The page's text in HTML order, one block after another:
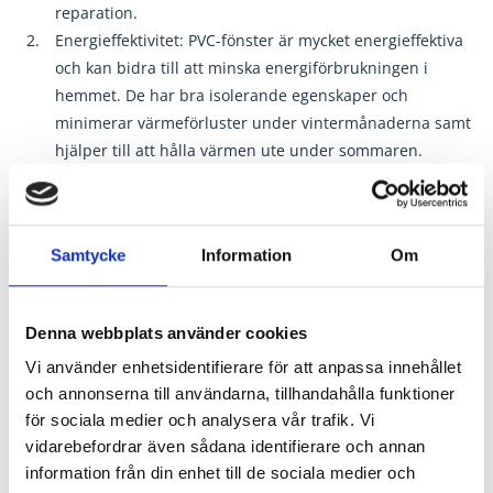
Samtycke Information Om
Denna webbplats använder cookies
Vi använder enhetsidentifierare för att anpassa innehållet
och annonserna till användarna, tillhandahålla funktioner
för sociala medier och analysera vår trafik. Vi
vidarebefordrar även sådana identifierare och annan
information från din enhet till de sociala medier och
reparation.
Energieffektivitet: PVC-fönster är mycket energieffektiva
och kan bidra till att minska energiförbrukningen i
hemmet. De har bra isolerande egenskaper och
minimerar värmeförluster under vintermånaderna samt
hjälper till att hålla värmen ute under sommaren.
Lågt underhåll: PVC-fönster är väldigt enkla att rengöra
och kräver inte mycket underhåll. De behöver inte
målas om och är motståndskraftiga mot korrosion.
Ljudisolering: PVC-fönster har också goda
ljudisoleringsegenskaper, vilket hjälper till att minska
Brandsäkerhet: PVC-fönster är svårantändliga och
självslocknande, vilket ger en extra säkerhetsfördel i
hemmet.
Dessa fördelar gör PVC-fönster till ett populärt val för många
husägare.